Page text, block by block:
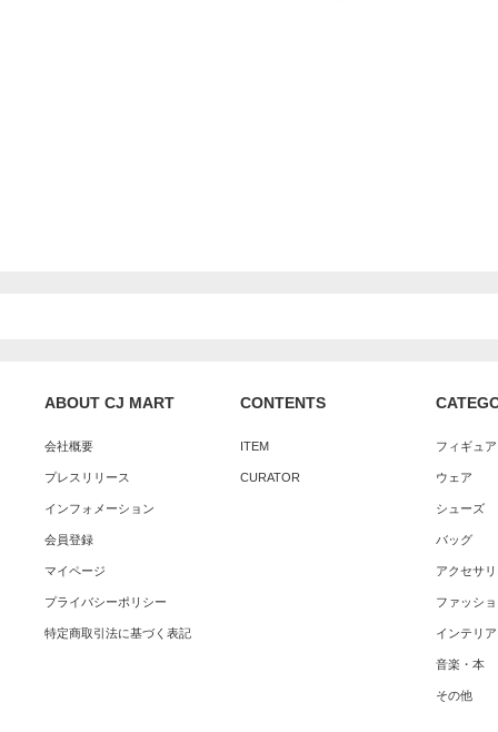
ABOUT CJ MART
会社概要
プレスリリース
インフォメーション
会員登録
マイページ
プライバシーポリシー
特定商取引法に基づく表記
CONTENTS
ITEM
CURATOR
フィギュ
ウェア
シューズ
バッグ
アクセサ
ファッシ
インテリア
音楽・本
その他